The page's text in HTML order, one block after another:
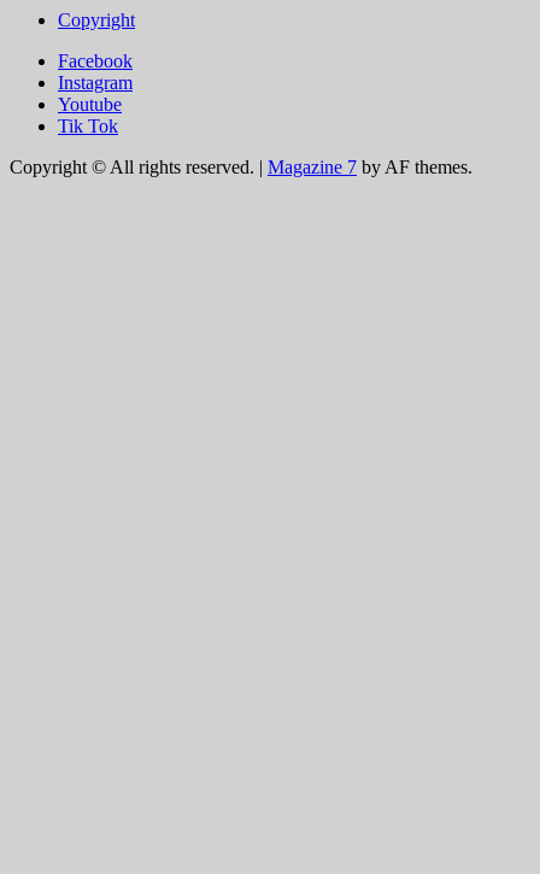
Copyright
Facebook
Instagram
Youtube
Tik Tok
Copyright © All rights reserved. | Magazine 7 by AF themes.